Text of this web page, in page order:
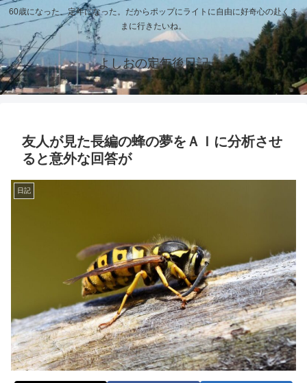
60歳になった、定年になった。だからポップにライトに自由に好奇心の赴くま
まに行きたいね。
よしおの定年後日記
友人が見た長編の蜂の夢をＡＩに分析させ
ると意外な回答が
日記